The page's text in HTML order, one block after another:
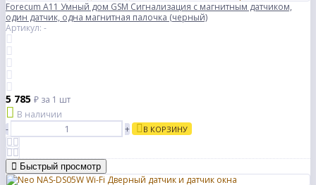
Forecum A11 Умный дом GSM Сигнализация с магнитным датчиком,
один датчик, одна магнитная палочка (черный)
Артикул: -
5 785 ₽ за 1 шт
В наличии
-
+ В КОРЗИНУ
Быстрый просмотр